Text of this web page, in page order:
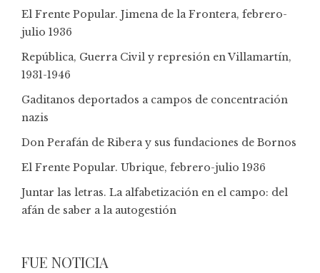
El Frente Popular. Jimena de la Frontera, febrero-
julio 1936
República, Guerra Civil y represión en Villamartín,
1931-1946
Gaditanos deportados a campos de concentración
nazis
Don Perafán de Ribera y sus fundaciones de Bornos
El Frente Popular. Ubrique, febrero-julio 1936
Juntar las letras. La alfabetización en el campo: del
afán de saber a la autogestión
FUE NOTICIA